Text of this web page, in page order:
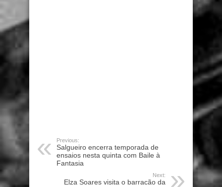
Previous:
Salgueiro encerra temporada de
ensaios nesta quinta com Baile à
Fantasia
Next:
Elza Soares visita o barracão da